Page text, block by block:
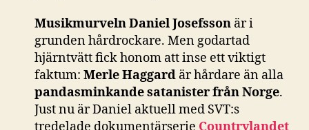
Musikmurveln Daniel Josefsson är i
grunden hårdrockare. Men godartad
hjärntvätt fick honom att inse ett viktigt
faktum: Merle Haggard är hårdare än alla
pandasminkande satanister från Norge.
Just nu är Daniel aktuell med SVT:s